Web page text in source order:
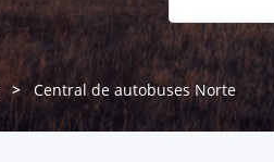
Central de autobuses Norte